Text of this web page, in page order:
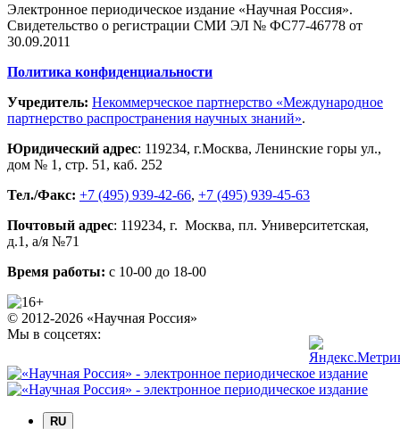
Электронное периодическое издание «Научная Россия».
Свидетельство о регистрации СМИ ЭЛ № ФС77-46778 от
30.09.2011
Политика конфиденциальности
Учредитель: Некоммерческое партнерство «Международное
партнерство распространения научных знаний».
Юридический адрес: 119234, г.Москва, Ленинские горы ул.,
дом № 1, стр. 51 , каб. 252
Тел./Факс: +7 (495) 939-42-66, +7 (495) 939-45-63
Почтовый адрес: 119234, г. Москва, пл. Университетская,
д.1 , а/я №71
Время работы: с 10-00 до 18-00
© 2012-2026 «Научная Россия»
Мы в соцсетях:
RU